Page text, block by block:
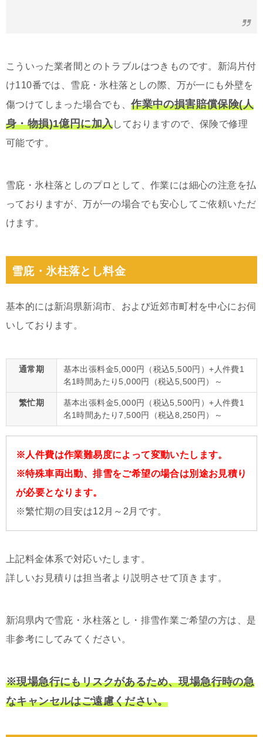
こういった業者間とのトラブルはつきものです。新潟片付
け110番では、雪庇・氷柱落としの際、万が一にも外壁を
傷つけてしまった場合でも、作業中の損害賠償保険(人
身・物損)1億円に加入しておりますので、保険で修理
可能です。
雪庇・氷柱落としのプロとして、作業には細心の注意を払
っておりますが、万が一の場合でも安心してご依頼いただ
けます。
雪庇・氷柱落とし料金
基本的には新潟県新潟市、および近郊市町村を中心にお伺
いしております。
通常期
基本出張料金5,000円（税込5,500円）+人件費1
名1時間あたり5,000円（税込5,500円）～
繁忙期
基本出張料金5,000円（税込5,500円）+人件費1
名1時間あたり7,500円（税込8,250円）～
※人件費は作業難易度によって変動いたします。
※特殊車両出動、排雪をご希望の場合は別途お見積り
が必要となります。
※繁忙期の目安は12月～2月です。
上記料金体系で対応いたします。
詳しいお見積りは担当者より説明させて頂きます。
新潟県内で雪庇・氷柱落とし・排雪作業ご希望の方は、是
非参考にしてみてください。
※現場急行にもリスクがあるため、現場急行時の急
なキャンセルはご遠慮ください。